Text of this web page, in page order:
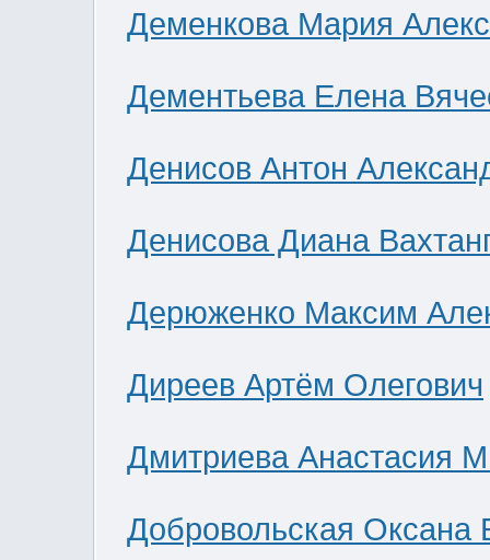
Деменкова Мария
Дементьева Елена
Денисов Антон
Денисова Диана
Дерюженко Максим
Диреев Артём Олегович
Дмитриева Анастасия
Добровольская Оксана